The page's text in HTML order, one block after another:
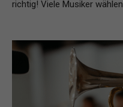
richtig! Viele Musiker